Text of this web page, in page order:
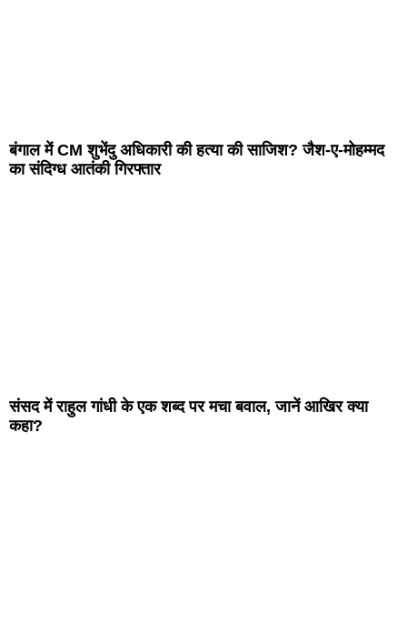
बंगाल में CM शुभेंदु अधिकारी की हत्या की साजिश? जैश-ए-मोहम्मद
का संदिग्ध आतंकी गिरफ्तार
संसद में राहुल गांधी के एक शब्द पर मचा बवाल, जानें आखिर क्या
कहा?